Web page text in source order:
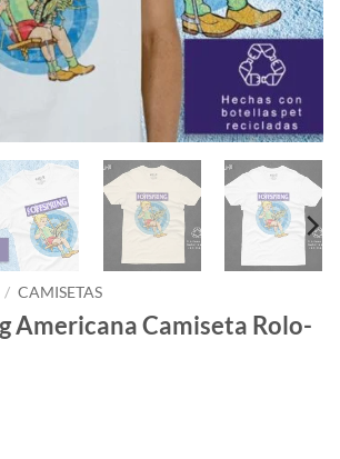
/ CAMISETAS
Americana Camiseta Rolo-